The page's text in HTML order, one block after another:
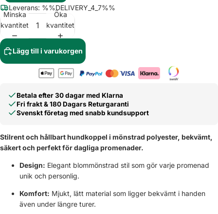
Leverans: %%DELIVERY_4_7%%
Minska
kvantitet
Öka
kvantitet
Lägg till i varukorgen
Betala efter 30 dagar med Klarna
Fri frakt & 180 Dagars Returgaranti
Svenskt företag med snabb kundsupport
Stilrent och hållbart hundkoppel i mönstrad polyester, bekvämt,
säkert och perfekt för dagliga promenader.
Design: Elegant blommönstrad stil som gör varje promenad
unik och personlig.
Komfort: Mjukt, lätt material som ligger bekvämt i handen
även under längre turer.